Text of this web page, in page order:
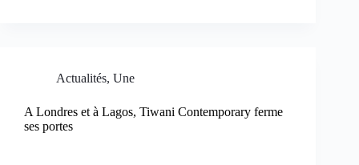
Actualités, Une
A Londres et à Lagos, Tiwani Contemporary ferme
ses portes